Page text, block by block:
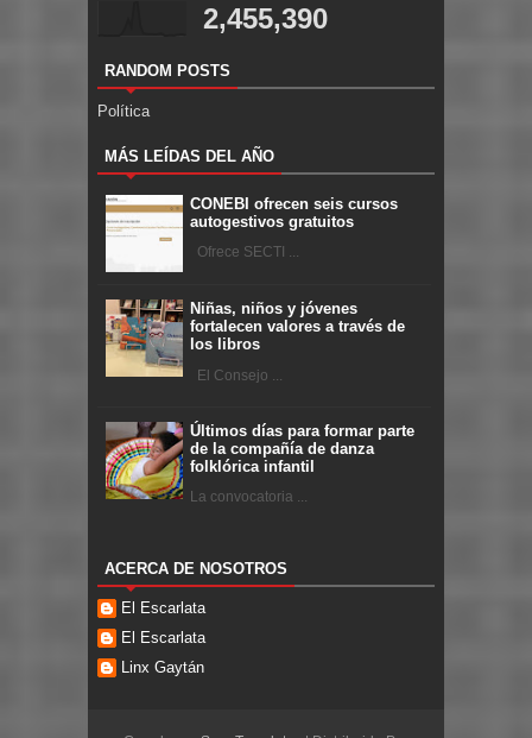
2,455,390
RANDOM POSTS
Política
MÁS LEÍDAS DEL AÑO
CONEBI ofrecen seis cursos
autogestivos gratuitos
Ofrece SECTI ...
Niñas, niños y jóvenes
fortalecen valores a través de
los libros
El Consejo ...
Últimos días para formar parte
de la compañía de danza
folklórica infantil
La convocatoria ...
ACERCA DE NOSOTROS
El Escarlata
El Escarlata
Linx Gaytán